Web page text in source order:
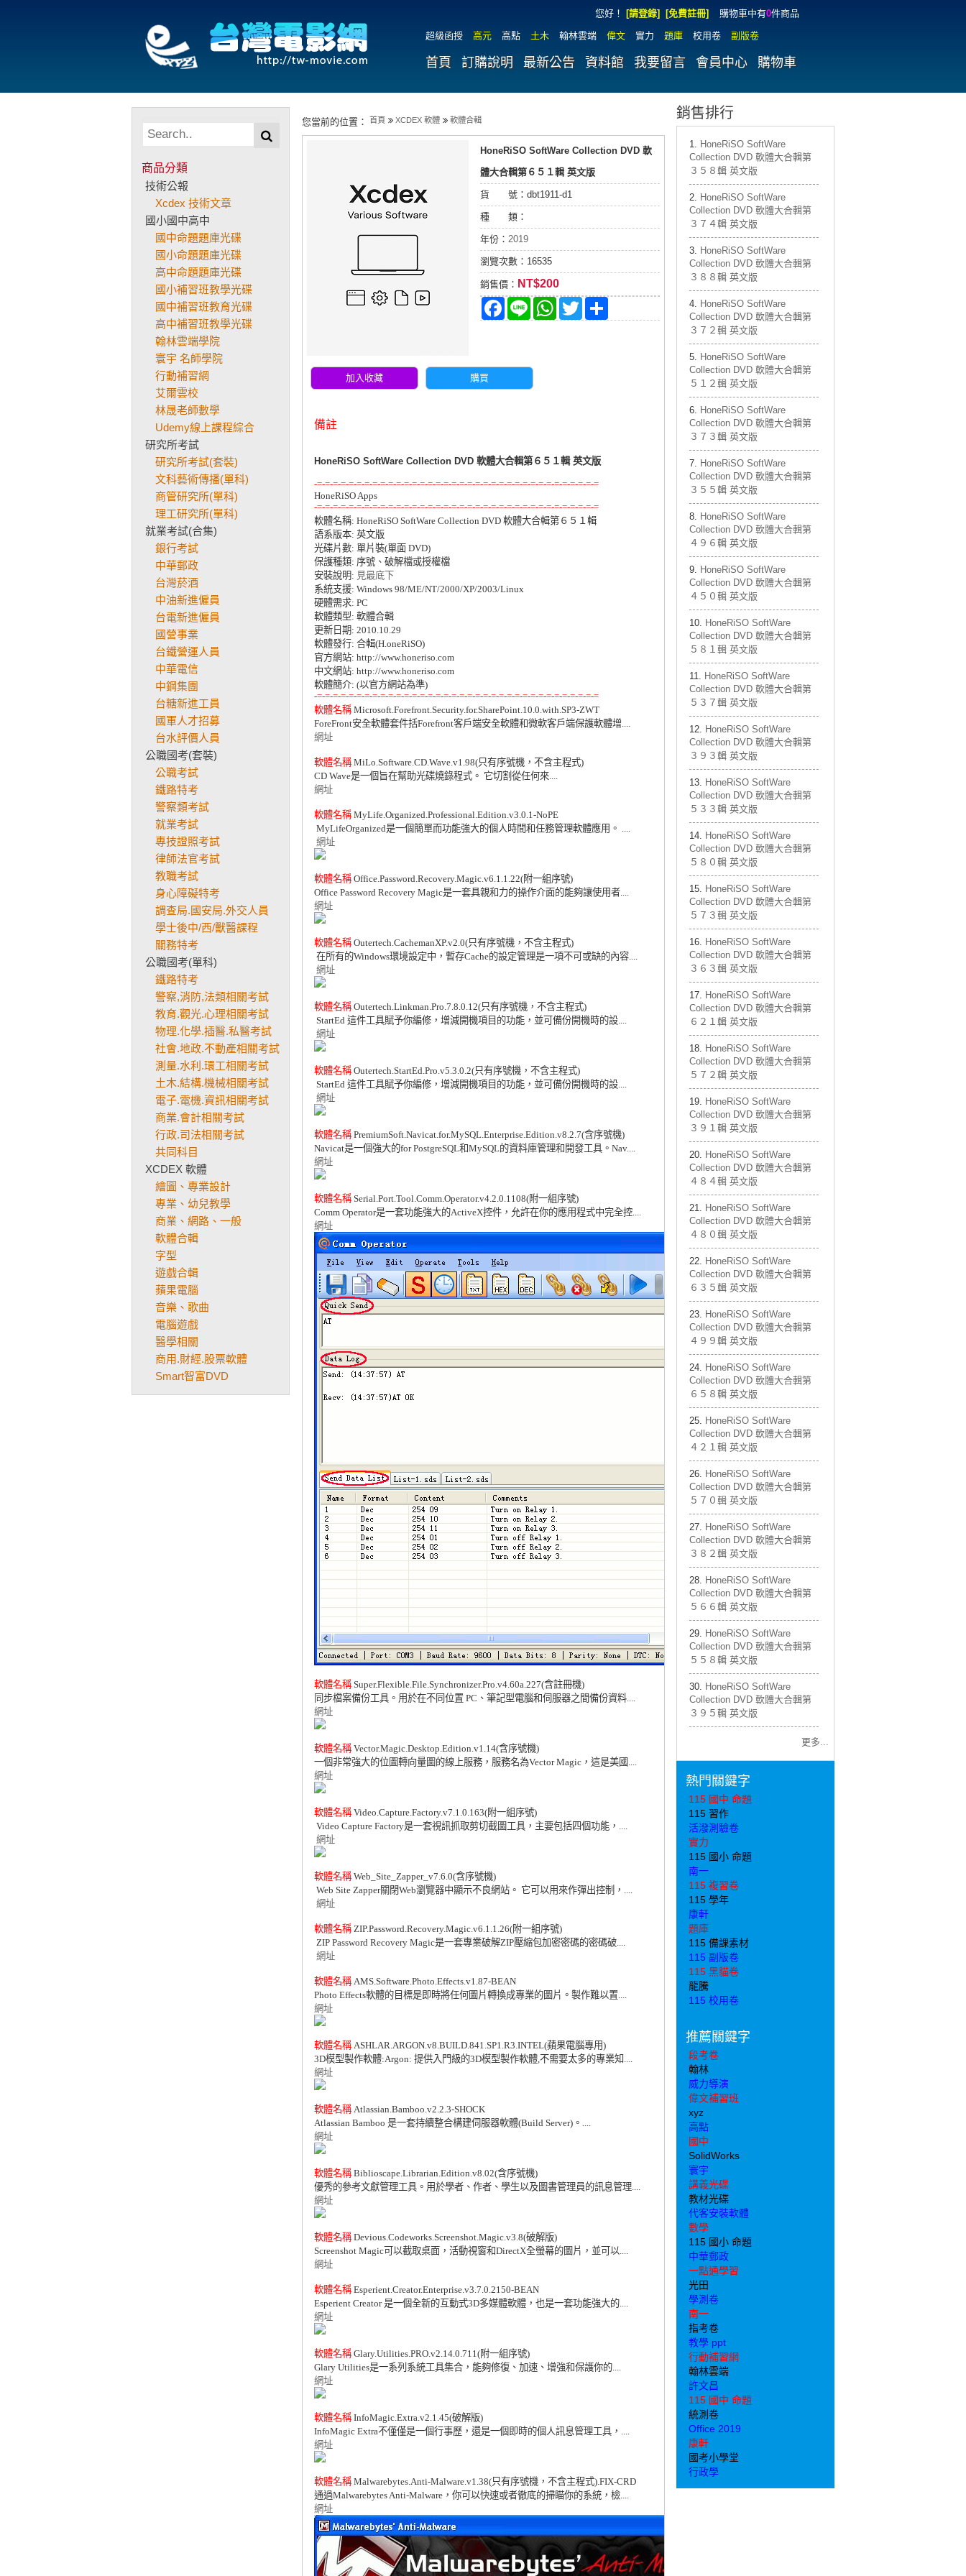
購物車中有0件商品
您好 ！ [請登錄] [免費註冊]
超級函授 高元 高點 土木 翰林雲端 偉文 實力 題庫 校用卷 副版卷
首頁 訂購說明 最新公告 資料館 我要留言 會員中心 購物車
商品分類
技術公報
Xcdex 技術文章
國小國中高中
國中命題題庫光碟
國小命題題庫光碟
高中命題題庫光碟
國小補習班教學光碟
國中補習班教育光碟
高中補習班教學光碟
翰林雲端學院
寰宇 名師學院
行動補習網
艾爾雲校
林晟老師數學
Udemy線上課程綜合
研究所考試
研究所考試(套裝)
文科藝術傳播(單科)
商管研究所(單科)
理工研究所(單科)
就業考試(合集)
銀行考試
中華郵政
台灣菸酒
中油新進僱員
台電新進僱員
國營事業
台鐵營運人員
中華電信
中鋼集團
台糖新進工員
國軍人才招募
台水評價人員
公職國考(套裝)
公職考試
鐵路特考
警察類考試
就業考試
專技證照考試
律師法官考試
教職考試
身心障礙特考
調查局.國安局.外交人員
學士後中/西/獸醫課程
關務特考
公職國考(單科)
鐵路特考
警察,消防,法類相關考試
教育.觀光.心理相關考試
物理.化學.插醫.私醫考試
社會.地政.不動產相關考試
測量.水利.環工相關考試
土木.結構.機械相關考試
電子.電機.資訊相關考試
商業.會計相關考試
行政.司法相關考試
共同科目
XCDEX 軟體
繪圖、專業設計
專業、幼兒教學
商業、網路、一般
軟體合輯
字型
遊戲合輯
蘋果電腦
音樂、歌曲
電腦遊戲
醫學相關
商用.財經.股票軟體
Smart智富DVD
銷售排行
HoneRiSO SoftWare
Collection DVD 軟體大合輯第
３５８輯 英文版
HoneRiSO SoftWare
Collection DVD 軟體大合輯第
３７４輯 英文版
HoneRiSO SoftWare
Collection DVD 軟體大合輯第
３８８輯 英文版
HoneRiSO SoftWare
Collection DVD 軟體大合輯第
３７２輯 英文版
HoneRiSO SoftWare
Collection DVD 軟體大合輯第
５１２輯 英文版
HoneRiSO SoftWare
Collection DVD 軟體大合輯第
３７３輯 英文版
HoneRiSO SoftWare
Collection DVD 軟體大合輯第
３５５輯 英文版
HoneRiSO SoftWare
Collection DVD 軟體大合輯第
４９６輯 英文版
HoneRiSO SoftWare
Collection DVD 軟體大合輯第
４５０輯 英文版
HoneRiSO SoftWare
Collection DVD 軟體大合輯第
５８１輯 英文版
HoneRiSO SoftWare
Collection DVD 軟體大合輯第
５３７輯 英文版
HoneRiSO SoftWare
Collection DVD 軟體大合輯第
３９３輯 英文版
HoneRiSO SoftWare
Collection DVD 軟體大合輯第
５３３輯 英文版
HoneRiSO SoftWare
Collection DVD 軟體大合輯第
５８０輯 英文版
HoneRiSO SoftWare
Collection DVD 軟體大合輯第
５７３輯 英文版
HoneRiSO SoftWare
Collection DVD 軟體大合輯第
３６３輯 英文版
HoneRiSO SoftWare
Collection DVD 軟體大合輯第
６２１輯 英文版
HoneRiSO SoftWare
Collection DVD 軟體大合輯第
５７２輯 英文版
HoneRiSO SoftWare
Collection DVD 軟體大合輯第
３９１輯 英文版
HoneRiSO SoftWare
Collection DVD 軟體大合輯第
４８４輯 英文版
HoneRiSO SoftWare
Collection DVD 軟體大合輯第
４８０輯 英文版
HoneRiSO SoftWare
Collection DVD 軟體大合輯第
６３５輯 英文版
HoneRiSO SoftWare
Collection DVD 軟體大合輯第
４９９輯 英文版
HoneRiSO SoftWare
Collection DVD 軟體大合輯第
６５８輯 英文版
HoneRiSO SoftWare
Collection DVD 軟體大合輯第
４２１輯 英文版
HoneRiSO SoftWare
Collection DVD 軟體大合輯第
５７０輯 英文版
HoneRiSO SoftWare
Collection DVD 軟體大合輯第
３８２輯 英文版
HoneRiSO SoftWare
Collection DVD 軟體大合輯第
５６６輯 英文版
HoneRiSO SoftWare
Collection DVD 軟體大合輯第
５５８輯 英文版
HoneRiSO SoftWare
Collection DVD 軟體大合輯第
３９５輯 英文版
更多...
熱門關鍵字
115 國中 命題
115 習作
活潑測驗卷
實力
115 國小 命題
南一
115 複習卷
115 學年
康軒
題庫
115 備課素材
115 副版卷
115 黑貓卷
龍騰
115 校用卷
推薦關鍵字
段考卷
翰林
威力導演
偉文補習班
xyz
高點
國中
SolidWorks
寰宇
講義光碟
教材光碟
代客安裝軟體
數學
115 國小 命題
中華郵政
一點通學習
光田
學測卷
南一
指考卷
教學 ppt
行動補習網
翰林雲端
許文昌
115 國中 命題
統測卷
Office 2019
康軒
國考小學堂
行政學
您當前的位置： 首頁 XCDEX 軟體 軟體合輯
HoneRiSO SoftWare Collection DVD 軟
體大合輯第６５１輯 英文版
貨 號：dbt1911-d1
種 類：
年份： 2019
瀏覽次數：16535
銷售價： NT$200
Facebook
Line WhatsAppTwitter
加入收藏 購買
備註
HoneRiSO SoftWare Collection DVD 軟體大合輯第６５１輯 英文版
-=-=-=-=-=-=-=-=-=-=-=-=-=-=-=-=-=-=-=-=-=-=-=-=-=-=-=-=-=-=-=-=-=-=-=-=
-=-=-=-=-=-=-=-=-=-=-=-=-=-=-=-=-=-=-=-=-=-=-=-=-=-=-=-=-=-=-=-=-=-=-=-=
軟體名稱: HoneRiSO SoftWare Collection DVD 軟體大合輯第６５１輯
語系版本: 英文版
光碟片數: 單片裝(單面 DVD)
保護種類: 序號、破解檔或授權檔
安裝說明: 見最底下
系統支援: Windows 98/ME/NT/2000/XP/2003/Linux
硬體需求: PC
軟體類型: 軟體合輯
更新日期: 2010.10.29
軟體發行: 合輯(H.oneRiSO)
官方網站: http://www.honeriso.com
中文網站: http://www.honeriso.com
-=-=-=-=-=-=-=-=-=-=-=-=-=-=-=-=-=-=-=-=-=-=-=-=-=-=-=-=-=-=-=-=-=-=-=-=
軟體名稱 Microsoft.Forefront.Security.for.SharePoint.10.0.with.SP3-ZWT
網址
軟體名稱 MiLo.Software.CD.Wave.v1.98(只有序號機，不含主程式)
網址
軟體名稱 MyLife.Organized.Professional.Edition.v3.0.1-NoPE
MyLifeOrganized是一個簡單而功能強大的個人時間和任務管理軟體應用。 ....
網址
軟體名稱 Office.Password.Recovery.Magic.v6.1.1.22(附一組序號)
網址
軟體名稱 Outertech.CachemanXP.v2.0(只有序號機，不含主程式)
在所有的Windows環境設定中，暫存Cache的設定管理是一項不可或缺的內容....
網址
軟體名稱 Outertech.Linkman.Pro.7.8.0.12(只有序號機，不含主程式)
StartEd 這件工具賦予你編修，增減開機項目的功能，並可備份開機時的設....
網址
軟體名稱 Outertech.StartEd.Pro.v5.3.0.2(只有序號機，不含主程式)
StartEd 這件工具賦予你編修，增減開機項目的功能，並可備份開機時的設....
網址
軟體名稱 PremiumSoft.Navicat.for.MySQL.Enterprise.Edition.v8.2.7(含序號機)
網址
軟體名稱 Serial.Port.Tool.Comm.Operator.v4.2.0.1108(附一組序號)
網址
軟體名稱 Super.Flexible.File.Synchronizer.Pro.v4.60a.227(含註冊機)
網址
軟體名稱 Vector.Magic.Desktop.Edition.v1.14(含序號機)
網址
軟體名稱 Video.Capture.Factory.v7.1.0.163(附一組序號)
Video Capture Factory是一套視訊抓取剪切截圖工具，主要包括四個功能，....
網址
軟體名稱 Web_Site_Zapper_v7.6.0(含序號機)
Web Site Zapper關閉Web瀏覽器中顯示不良網站。 它可以用來作彈出控制，....
網址
軟體名稱 ZIP.Password.Recovery.Magic.v6.1.1.26(附一組序號)
ZIP Password Recovery Magic是一套專業破解ZIP壓縮包加密密碼的密碼破....
網址
軟體名稱 AMS.Software.Photo.Effects.v1.87-BEAN
網址
軟體名稱 ASHLAR.ARGON.v8.BUILD.841.SP1.R3.INTEL(蘋果電腦專用)
網址
軟體名稱 Atlassian.Bamboo.v2.2.3-SHOCK
網址
軟體名稱 Biblioscape.Librarian.Edition.v8.02(含序號機)
網址
軟體名稱 Devious.Codeworks.Screenshot.Magic.v3.8(破解版)
網址
軟體名稱 Esperient.Creator.Enterprise.v3.7.0.2150-BEAN
網址
軟體名稱 Glary.Utilities.PRO.v2.14.0.711(附一組序號)
網址
軟體名稱 InfoMagic.Extra.v2.1.45(破解版)
網址
軟體名稱 Malwarebytes.Anti-Malware.v1.38(只有序號機，不含主程式).FIX-CRD
網址